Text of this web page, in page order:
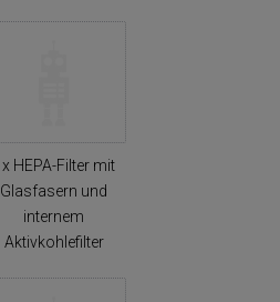
HEPA-Filter mit
Glasfasern und
internem
Aktivkohlefilter